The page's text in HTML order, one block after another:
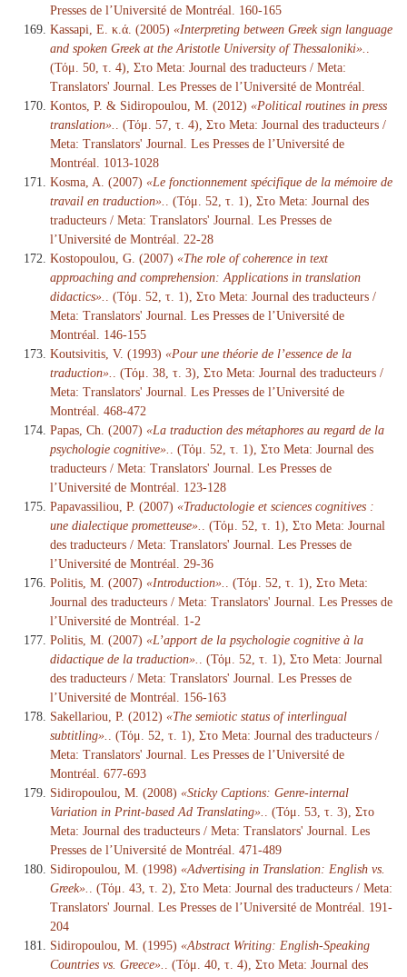
Presses de l’Université de Montréal. 160-165
Kassapi, E. κ.ά. (2005) «Interpreting between Greek sign language
and spoken Greek at the Aristotle University of Thessaloniki».
(Τόμ. 50, τ. 4), Στο Meta: Journal des traducteurs / Meta:
Translators' Journal. Les Presses de l’Université de Montréal.
Kontos, P. & Sidiropoulou, M. (2012) «Political routines in press
translation».
. (Τόμ. 57, τ. 4), Στο Meta: Journal des traducteurs /
Meta: Translators' Journal. Les Presses de l’Université de
Montréal. 1013-1028
Kosma, A. (2007) «Le fonctionnement spécifique de la mémoire de
travail en traduction».
. (Τόμ. 52, τ. 1), Στο Meta: Journal des
traducteurs / Meta: Translators' Journal. Les Presses de
l’Université de Montréal. 22-28
Kostopoulou, G. (2007) «The role of coherence in text
approaching and comprehension: Applications in translation
didactics».
. (Τόμ. 52, τ. 1), Στο Meta: Journal des traducteurs /
Meta: Translators' Journal. Les Presses de l’Université de
Montréal. 146-155
Koutsivitis, V. (1993) «Pour une théorie de l’essence de la
traduction».
. (Τόμ. 38, τ. 3), Στο Meta: Journal des traducteurs /
Meta: Translators' Journal. Les Presses de l’Université de
Montréal. 468-472
Papas, Ch. (2007) «La traduction des métaphores au regard de la
psychologie cognitive».
. (Τόμ. 52, τ. 1), Στο Meta: Journal des
traducteurs / Meta: Translators' Journal. Les Presses de
l’Université de Montréal. 123-128
Papavassiliou, P. (2007) «Traductologie et sciences cognitives :
une dialectique prometteuse».
. (Τόμ. 52, τ. 1), Στο Meta: Journal
des traducteurs / Meta: Translators' Journal. Les Presses de
l’Université de Montréal. 29-36
Politis, M. (2007) «Introduction».
. (Τόμ. 52, τ. 1), Στο Meta:
Journal des traducteurs / Meta: Translators' Journal. Les Presses de
l’Université de Montréal. 1-2
Politis, M. (2007) «L’apport de la psychologie cognitive à la
didactique de la traduction».
. (Τόμ. 52, τ. 1), Στο Meta: Journal
des traducteurs / Meta: Translators' Journal. Les Presses de
l’Université de Montréal. 156-163
Sakellariou, P. (2012) «The semiotic status of interlingual
subtitling».
. (Τόμ. 52, τ. 1), Στο Meta: Journal des traducteurs /
Meta: Translators' Journal. Les Presses de l’Université de
Montréal. 677-693
Sidiropoulou, M. (2008) «Sticky Captions: Genre-internal
Variation in Print-based Ad Translating».
. (Τόμ. 53, τ. 3), Στο
Meta: Journal des traducteurs / Meta: Translators' Journal. Les
Presses de l’Université de Montréal. 471-489
Sidiropoulou, M. (1998) «Advertising in Translation: English vs.
Greek».
. (Τόμ. 43, τ. 2), Στο Meta: Journal des traducteurs / Meta:
Translators' Journal. Les Presses de l’Université de Montréal. 191-
204
Sidiropoulou, M. (1995) «Abstract Writing: English-Speaking
Countries vs. Greece».
. (Τόμ. 40, τ. 4), Στο Meta: Journal des